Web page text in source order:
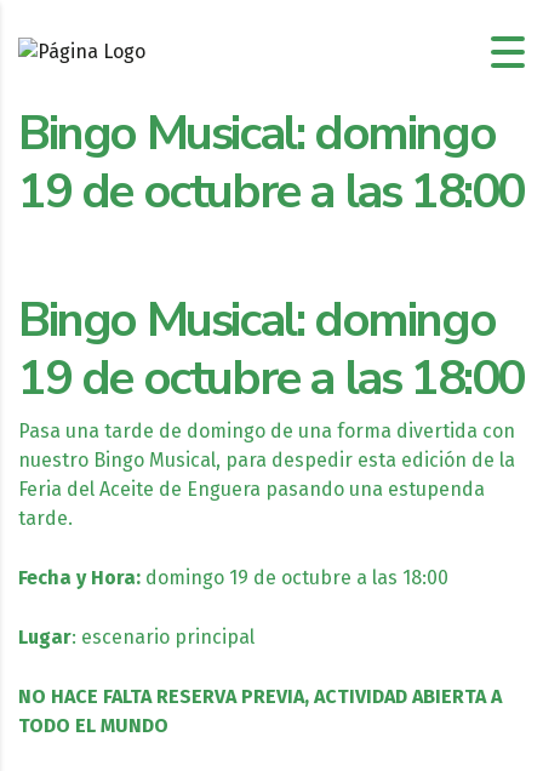
Bingo Musical: domingo
19 de octubre a las 18:00
Bingo Musical: domingo
19 de octubre a las 18:00
Pasa una tarde de domingo de una forma divertida con
nuestro Bingo Musical, para despedir esta edición de la
Feria del Aceite de Enguera pasando una estupenda
tarde.
Fecha y Hora: domingo 19 de octubre a las 18:00
Lugar: escenario principal
NO HACE FALTA RESERVA PREVIA, ACTIVIDAD ABIERTA A
TODO EL MUNDO